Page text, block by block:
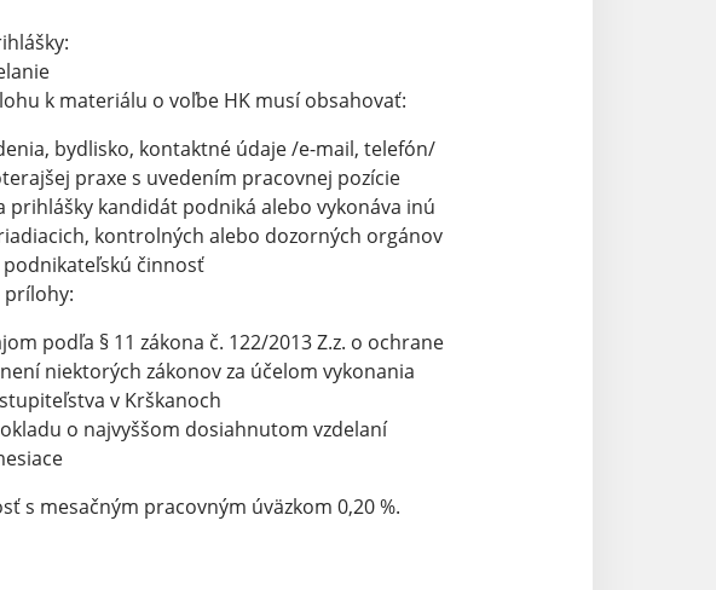
k materiálu o voľbe HK musí obsahovať:
bydlisko, kontaktné údaje /e-mail, telefón/
praxe s uvedením pracovnej pozície
kandidát podniká alebo vykonáva inú
kontrolných alebo dozorných orgánov
činnosť
§ 11 zákona č. 122/2013 Z.z. o ochrane
zákonov za účelom vykonania
v Krškanoch
o najvyššom dosiahnutom vzdelaní
s mesačným pracovným úväzkom 0,20 %.